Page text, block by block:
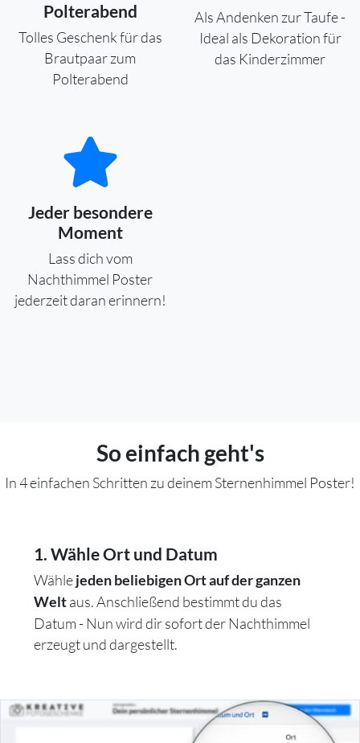
Polterabend
Tolles Geschenk für das
Brautpaar zum
Polterabend
Als Andenken zur Taufe -
Ideal als Dekoration für
das Kinderzimmer
Jeder besondere
Moment
Lass dich vom
Nachthimmel Poster
jederzeit daran erinnern!
So einfach geht's
In 4 einfachen Schritten zu deinem Sternenhimmel Poster!
1. Wähle Ort und Datum
Wählejeden beliebigen Ort auf der ganzen
Weltaus. Anschließend bestimmt du das
Datum - Nun wird dir sofort der Nachthimmel
erzeugt und dargestellt.